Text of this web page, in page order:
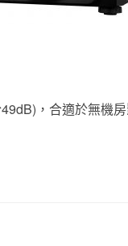
，合適於無機